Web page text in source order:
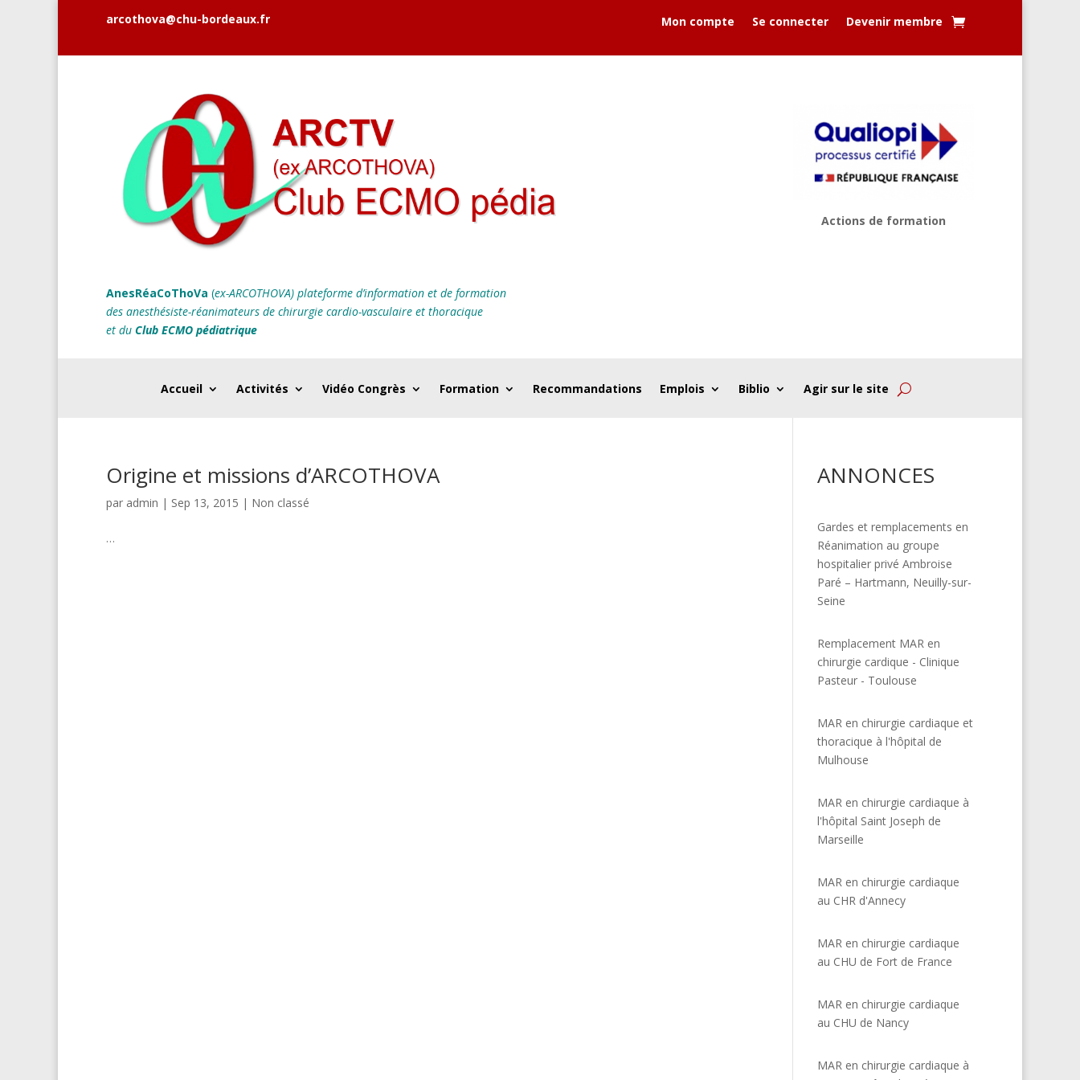
arcothova@chu-bordeaux.fr Mon compte Se connecter Devenir membre
AnesRéaCoThoVa (ex-ARCOTHOVA) plateforme d’information et de formation
des anesthésiste-réanimateurs de chirurgie cardio-vasculaire et thoracique
et du Club ECMO pédiatrique
Actions de formation
Accueil Activités Vidéo Congrès Formation Recommandations Emplois Biblio Agir sur le site
Origine et missions d’ARCOTHOVA
par admin | Sep 13, 2015 | Non classé
…
ANNONCES
Gardes et remplacements en
Réanimation au groupe
hospitalier privé Ambroise
Paré – Hartmann, Neuilly-sur-
Seine
Remplacement MAR en
chirurgie cardique - Clinique
Pasteur - Toulouse
MAR en chirurgie cardiaque et
thoracique à l'hôpital de
Mulhouse
MAR en chirurgie cardiaque à
l'hôpital Saint Joseph de
Marseille
MAR en chirurgie cardiaque
au CHR d'Annecy
MAR en chirurgie cardiaque
au CHU de Fort de France
MAR en chirurgie cardiaque
au CHU de Nancy
MAR en chirurgie cardiaque à